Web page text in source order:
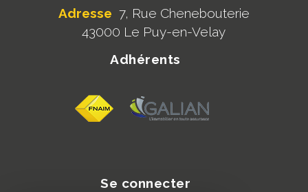
Adresse 7, Rue Chenebouterie
43000 Le Puy-en-Velay
Adhérents
Se connecter